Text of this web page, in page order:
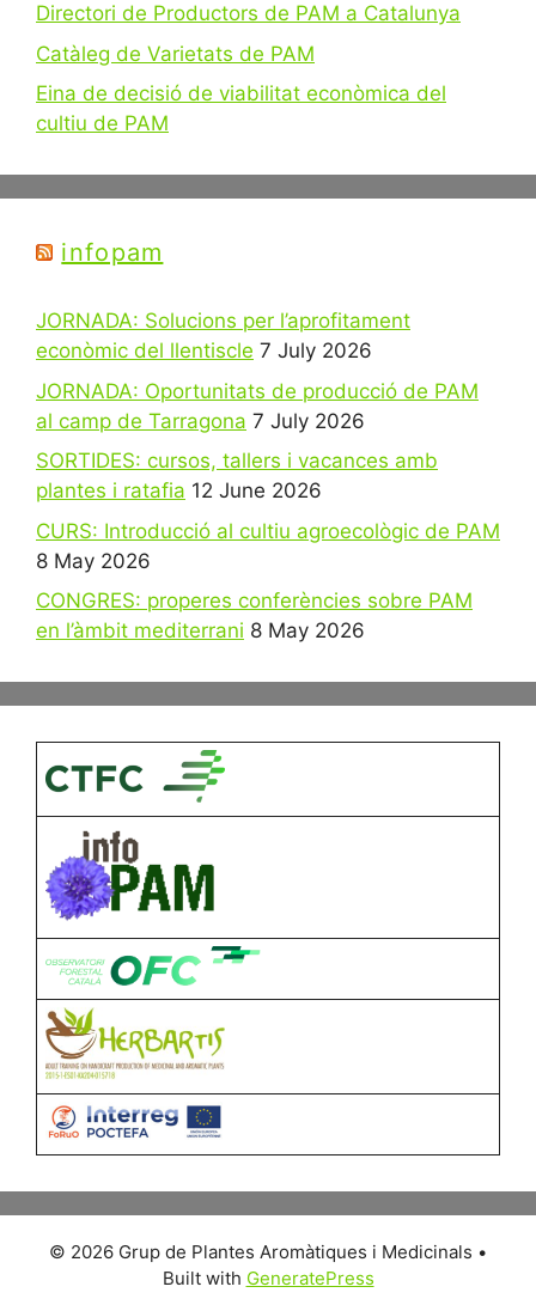
Directori de Productors de PAM a Catalunya
Catàleg de Varietats de PAM
Eina de decisió de viabilitat econòmica del
cultiu de PAM
infopam
JORNADA: Solucions per l’aprofitament
econòmic del llentiscle 7 July 2026
JORNADA: Oportunitats de producció de PAM
al camp de Tarragona 7 July 2026
SORTIDES: cursos, tallers i vacances amb
plantes i ratafia 12 June 2026
CURS: Introducció al cultiu agroecològic de PAM
8 May 2026
CONGRES: properes conferències sobre PAM
en l’àmbit mediterrani 8 May 2026
© 2026 Grup de Plantes Aromàtiques i Medicinals •
Built with GeneratePress